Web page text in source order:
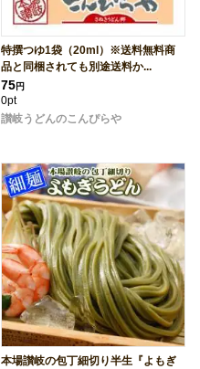
特撰つゆ1袋（20ml）※送料無料商
品と同梱されても別途送料か...
75円
0pt
讃岐うどんのこんぴらや
本場讃岐の包丁細切り半生『よもぎ